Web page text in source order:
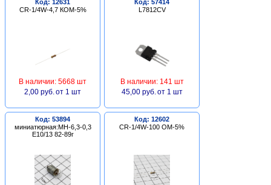
Код: 12631
CR-1/4W-4,7 КОМ-5%
В наличии: 5668 шт
2,00 руб. от 1 шт
Код: 57414
L7812CV
В наличии: 141 шт
45,00 руб. от 1 шт
Код: 53894
миниатюрная:МН-6,3-0,3
Е10/13 82-89г
Код: 12602
CR-1/4W-100 ОМ-5%